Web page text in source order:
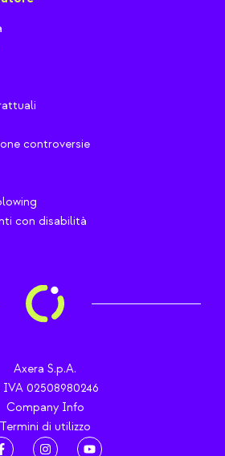
controversie
con disabilità
Axera S.p.A.
IVA 02508980246
Company Info
Termini di utilizzo